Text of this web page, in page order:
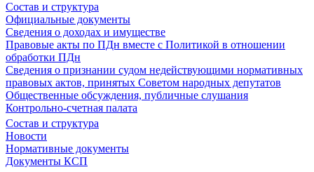
Состав и структура
Официальные документы
Сведения о доходах и имуществе
Правовые акты по ПДн вместе с Политикой в отношении
обработки ПДн
Сведения о признании судом недействующими нормативных
правовых актов, принятых Советом народных депутатов
Общественные обсуждения, публичные слушания
Контрольно-счетная палата
Состав и структура
Новости
Нормативные документы
Документы КСП